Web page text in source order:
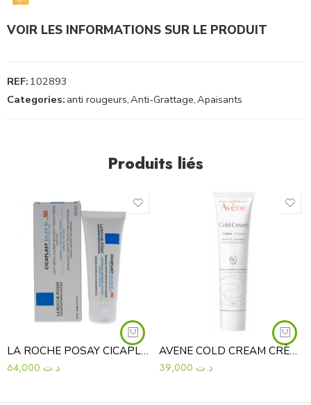
VOIR LES INFORMATIONS SUR LE PRODUIT
REF: 102893
Categories: anti rougeurs,Anti-Grattage,Apaisants
Produits liés
LA ROCHE POSAY CICAPLAST BAUME B5 SPF50 40ML
د.ت
AVENE COLD CREAM CRÈME 40ML
د.ت